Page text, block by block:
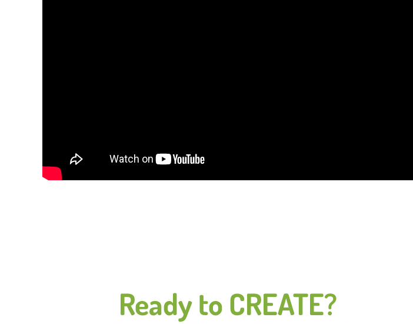
Ready to CREATE?